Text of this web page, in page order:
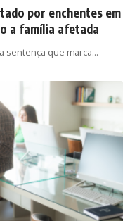
por enchentes em
a família afetada
sentença que marca…